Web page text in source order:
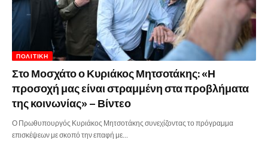
ΠΟΛΙΤΙΚΉ
Στο Μοσχάτο ο Κυριάκος Μητσοτάκης: «Η
προσοχή μας είναι στραμμένη στα προβλήματα
της κοινωνίας» – Βίντεο
Ο Πρωθυπουργός Κυριάκος Μητσοτάκης συνεχίζοντας το πρόγραμμα
επισκέψεων με σκοπό την επαφή με…